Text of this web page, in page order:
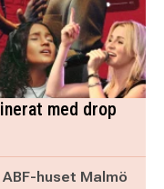
med drop
ABF-huset Malmö